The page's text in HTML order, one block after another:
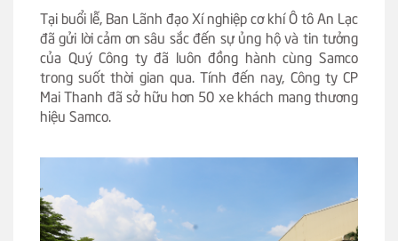
Tại buổi lễ, Ban Lãnh đạo Xí nghiệp cơ khí Ô tô An Lạc
đã gửi lời cảm ơn sâu sắc đến sự ủng hộ và tin tưởng
của Quý Công ty đã luôn đồng hành cùng Samco
trong suốt thời gian qua. Tính đến nay, Công ty CP
Mai Thanh đã sở hữu hơn 50 xe khách mang thương
hiệu Samco.